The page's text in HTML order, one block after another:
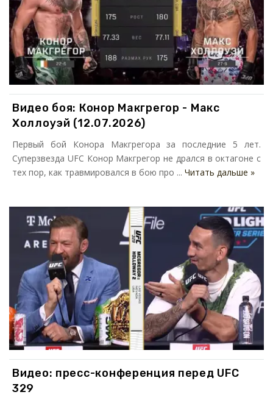
Видео боя: Конор Макгрегор - Макс
Холлоуэй (12.07.2026)
Первый бой Конора Макгрегора за последние 5 лет.
Суперзвезда UFC Конор Макгрегор не дрался в октагоне с
тех пор, как травмировался в бою про ... Читать дальше »
Видео: пресс-конференция перед UFC
329